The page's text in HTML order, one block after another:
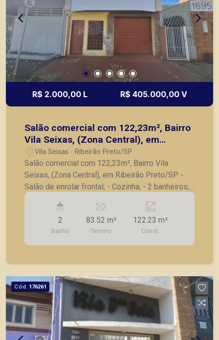
R$ 2.000,00 L R$ 405.000,00 V
Salão comercial com 122,23m², Bairro
Vila Seixas, (Zona Central), em
Ribeirão Preto/SP.
Vila Seixas - Ribeirão Preto/SP
Salão comercial com 122,23m², Bairro Vila
Seixas, (Zona Central), em Ribeirão Preto/SP. -
Salão de enrolar frontal; - Cozinha; - 2 banheiros; -
3 salas parte superior sendo 1 com armário; -
Lavanderia; - Excelente localização em rua de
grande fluxo. A Piramid tem como objetivo
atender seus clientes com agilidade e segurança,
em locação, vendas de imóveis prontos, usados
2
Banho
83.52 m²
Terreno
122.23 m²
Const.
Cód. 176261